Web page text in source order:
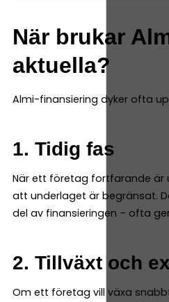
När brukar
aktuella?
Almi-finansiering dyker ofta
1. Tidig fas
När ett företag fortfarande är
att underlaget är begränsat.
del av finansieringen – ofta
2. Tillväxt och
Om ett företag vill växa